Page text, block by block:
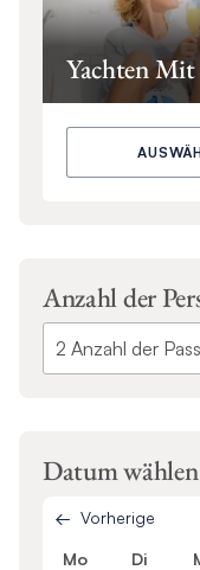
Yachten
Anzahl der
Datum wählen
Vorherige
Mo Di